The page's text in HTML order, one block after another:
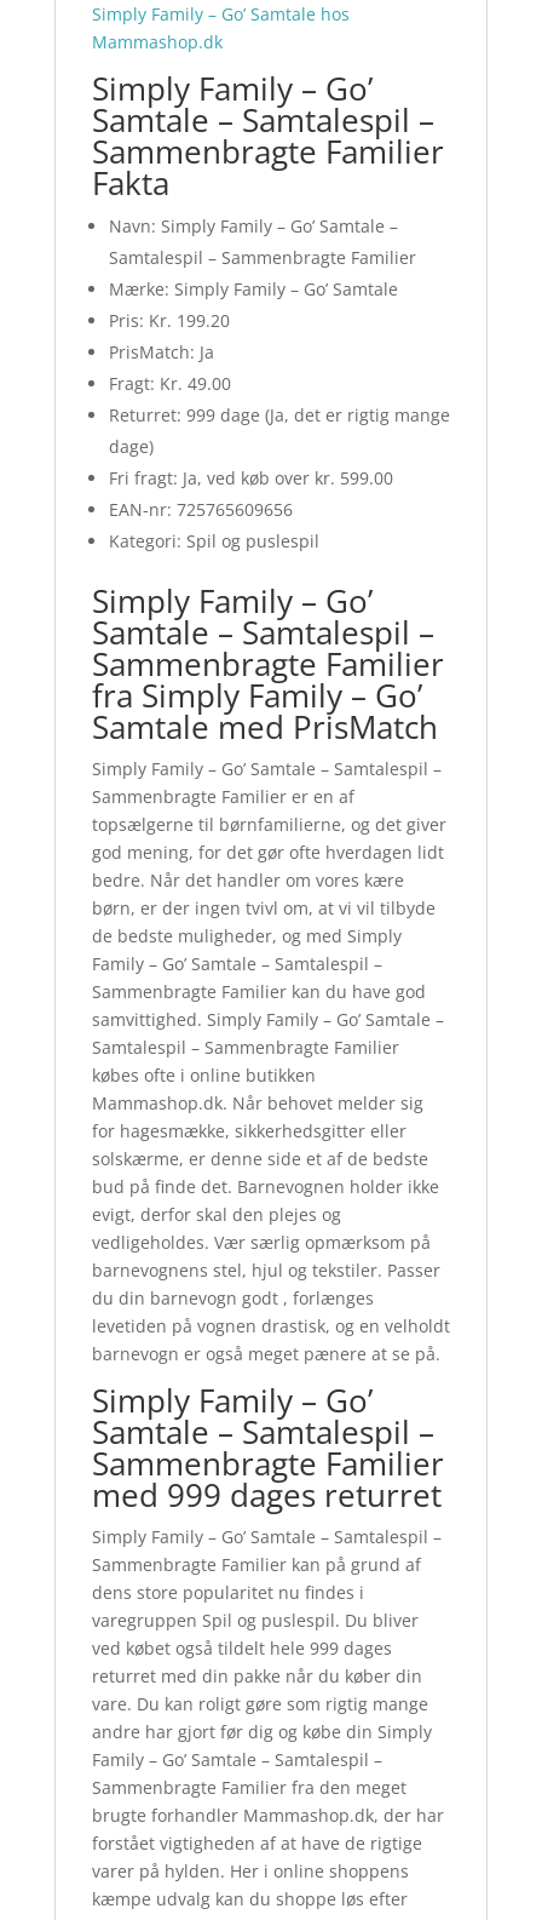
Simply Family – Go’ Samtale hos
Mammashop.dk
Simply Family – Go’
Samtale – Samtalespil –
Sammenbragte Familier
Fakta
Navn: Simply Family – Go’ Samtale –
Samtalespil – Sammenbragte Familier
Mærke: Simply Family – Go’ Samtale
Pris: Kr. 199.20
PrisMatch: Ja
Fragt: Kr. 49.00
Returret: 999 dage (Ja, det er rigtig mange
dage)
Fri fragt: Ja, ved køb over kr. 599.00
EAN-nr: 725765609656
Kategori: Spil og puslespil
Simply Family – Go’
Samtale – Samtalespil –
Sammenbragte Familier
fra Simply Family – Go’
Samtale med PrisMatch
Simply Family – Go’ Samtale – Samtalespil –
Sammenbragte Familier er en af
topsælgerne til børnfamilierne, og det giver
god mening, for det gør ofte hverdagen lidt
bedre. Når det handler om vores kære
børn, er der ingen tvivl om, at vi vil tilbyde
de bedste muligheder, og med Simply
Family – Go’ Samtale – Samtalespil –
Sammenbragte Familier kan du have god
samvittighed. Simply Family – Go’ Samtale –
Samtalespil – Sammenbragte Familier
købes ofte i online butikken
Mammashop.dk. Når behovet melder sig
for hagesmække, sikkerhedsgitter eller
solskærme, er denne side et af de bedste
bud på finde det. Barnevognen holder ikke
evigt, derfor skal den plejes og
vedligeholdes. Vær særlig opmærksom på
barnevognens stel, hjul og tekstiler. Passer
du din barnevogn godt , forlænges
levetiden på vognen drastisk, og en velholdt
barnevogn er også meget pænere at se på.
Simply Family – Go’
Samtale – Samtalespil –
Sammenbragte Familier
med 999 dages returret
Simply Family – Go’ Samtale – Samtalespil –
Sammenbragte Familier kan på grund af
dens store popularitet nu findes i
varegruppen Spil og puslespil. Du bliver
ved købet også tildelt hele 999 dages
returret med din pakke når du køber din
vare. Du kan roligt gøre som rigtig mange
andre har gjort før dig og købe din Simply
Family – Go’ Samtale – Samtalespil –
Sammenbragte Familier fra den meget
brugte forhandler Mammashop.dk, der har
forstået vigtigheden af at have de rigtige
varer på hylden. Her i online shoppens
kæmpe udvalg kan du shoppe løs efter